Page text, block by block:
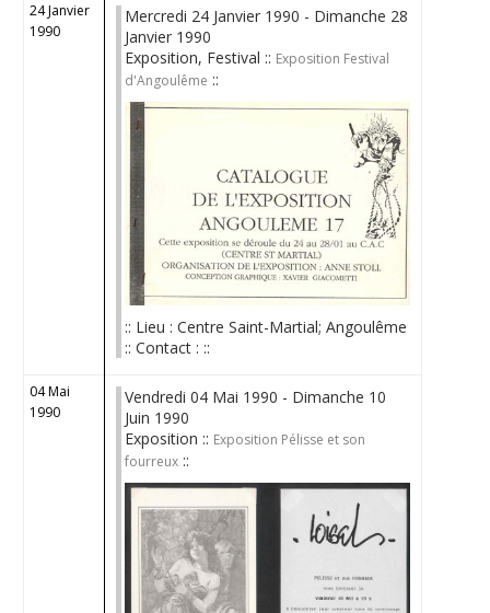
24 Janvier
1990
Mercredi 24 Janvier 1990 - Dimanche 28
Janvier 1990
Exposition, Festival :: Exposition Festival
d'Angoulême ::
:: Lieu : Centre Saint-Martial; Angoulême
:: Contact : ::
04 Mai
1990
Vendredi 04 Mai 1990 - Dimanche 10
Juin 1990
Exposition :: Exposition Pélisse et son
fourreux ::